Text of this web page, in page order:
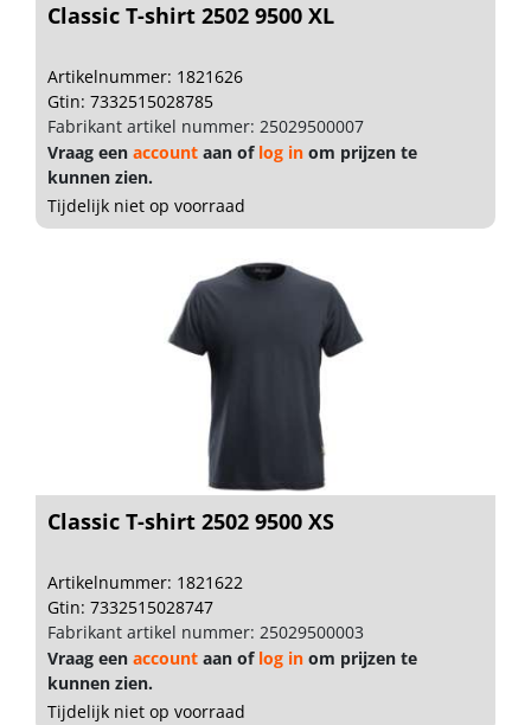
Classic T-shirt 2502 9500 XL
Artikelnummer: 1821626
Gtin: 7332515028785
Fabrikant artikel nummer: 25029500007
Vraag een account aan of log in om prijzen te
kunnen zien.
Tijdelijk niet op voorraad
Classic T-shirt 2502 9500 XS
Artikelnummer: 1821622
Gtin: 7332515028747
Fabrikant artikel nummer: 25029500003
Vraag een account aan of log in om prijzen te
kunnen zien.
Tijdelijk niet op voorraad